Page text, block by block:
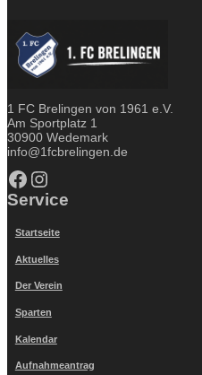
1 FC Brelingen von 1961 e.V.
Am Sportplatz 1
30900 Wedemark
info@1fcbrelingen.de
Facebook Instagram
Service
Startseite
Aktuelles
Der Verein
Sparten
Kalendar
Aufnahmeantrag